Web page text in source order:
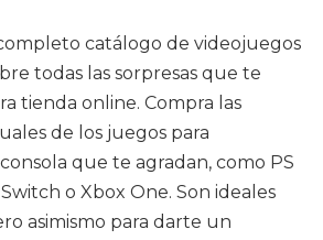
catálogo de videojuegos
todas las sorpresas que te
tienda online. Compra las
de los juegos para
que te agradan, como PS
o Xbox One. Son ideales
asimismo para darte un